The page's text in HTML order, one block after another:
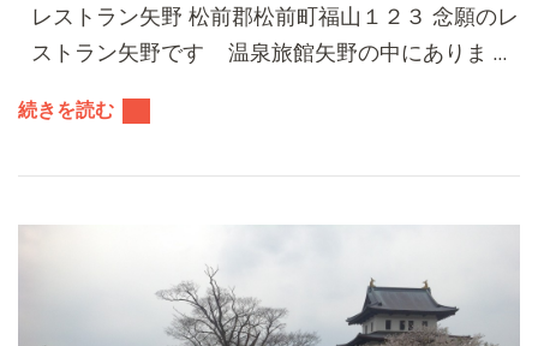
レストラン矢野 松前郡松前町福山１２３ 念願のレ
ストラン矢野です 温泉旅館矢野の中にありま …
続きを読む